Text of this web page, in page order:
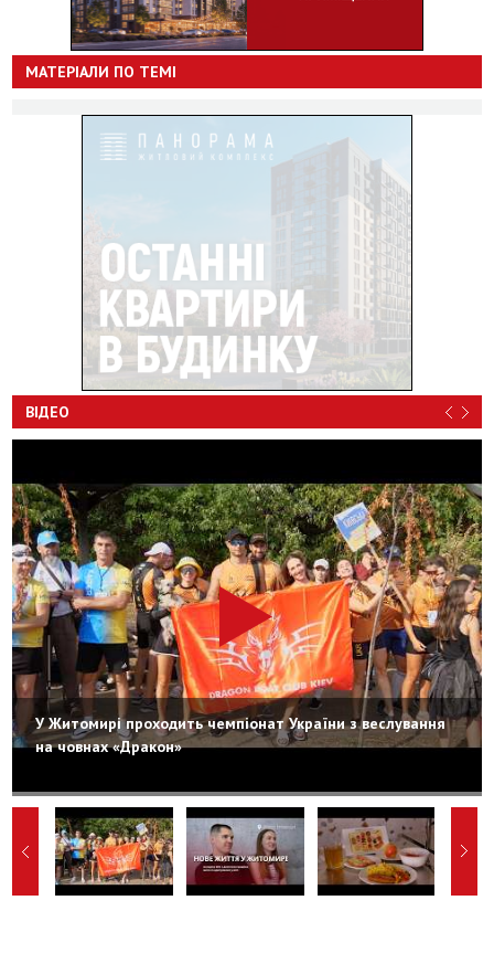
МАТЕРІАЛИ ПО ТЕМІ
ВІДЕО
У Житомирі проходить чемпіонат України з веслування
на човнах «Дракон»